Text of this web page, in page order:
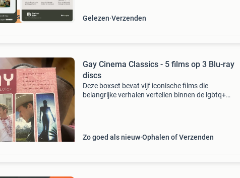
prijs Gelezen Verzenden
Gay Cinema Classics - 5 films op 3 Blu-ray
discs
Deze boxset bevat vijf iconische films die
belangrijke verhalen vertellen binnen de lgbtq+
Zo goed als nieuw Ophalen of Verzenden